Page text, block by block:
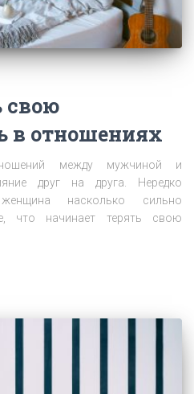
свою
в отношениях
между мужчиной и
друг на друга. Нередко
насколько сильно
что начинает терять свою